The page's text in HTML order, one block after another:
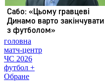
головна
матч-центр
ЧС 2026
футбол +
Обране